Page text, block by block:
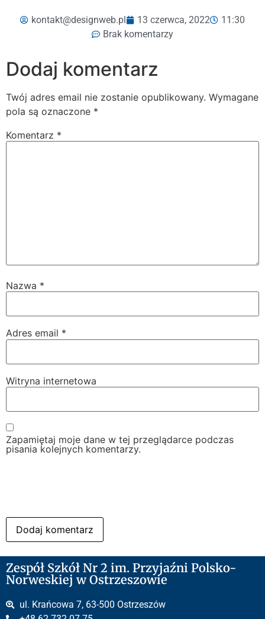
kontakt@designweb.pl 13 czerwca, 2022
11:30
Brak komentarzy
Dodaj komentarz
Twój adres email nie zostanie opublikowany. Wymagane
pola są oznaczone *
Komentarz *
Nazwa *
Adres email *
Witryna internetowa
Zapamiętaj moje dane w tej przeglądarce podczas
pisania kolejnych komentarzy.
Zespół Szkół Nr 2 im. Przyjaźni Polsko-
Norweskiej w Ostrzeszowie
ul. Krańcowa 7, 63-500 Ostrzeszów